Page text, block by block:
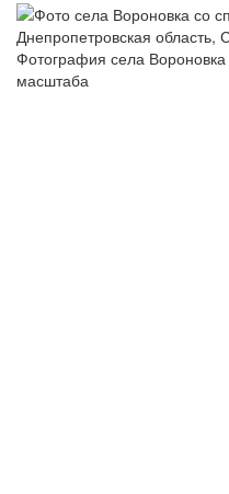
Фотография села
масштаба